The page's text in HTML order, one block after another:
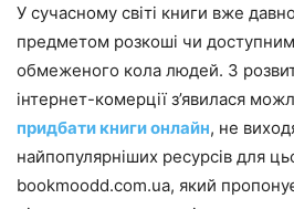
У сучасному світі книги вже
предметом розкоші чи
обмеженого кола людей. З
інтернет-комерції з’явилася
придбати книги онлайн, не
найпопулярніших ресурсів для
bookmoodd.com.ua, який